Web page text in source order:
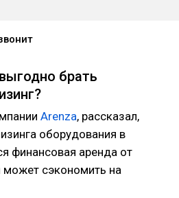
брать
Arenza, рассказал,
оборудования в
финансовая аренда от
может сэкономить на